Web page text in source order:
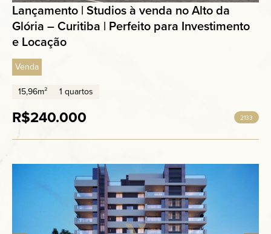
Lançamento | Studios à venda no Alto da
Glória – Curitiba | Perfeito para Investimento
e Locação
Venda
15,96m²
1 quartos
R$240.000 2133